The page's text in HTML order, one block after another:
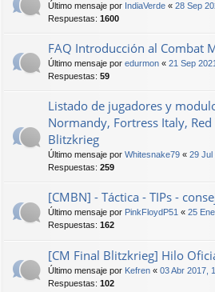
Último mensaje por IndiaVerde « 28 Sep
Respuestas: 1600
FAQ Introducción al Combat
Último mensaje por edurmon « 21 Sep
Respuestas: 59
Listado de jugadores y
Normandy, Fortress Italy,
Blitzkrieg
Último mensaje por Whitesnake79 « 29 Jul
Respuestas: 259
[CMBN] - Táctica - TIPs -
Último mensaje por PinkFloydP51 « 25
Respuestas: 162
[CM Final Blitzkrieg] Hilo
Último mensaje por Kefren « 03 Abr 2017,
Respuestas: 102